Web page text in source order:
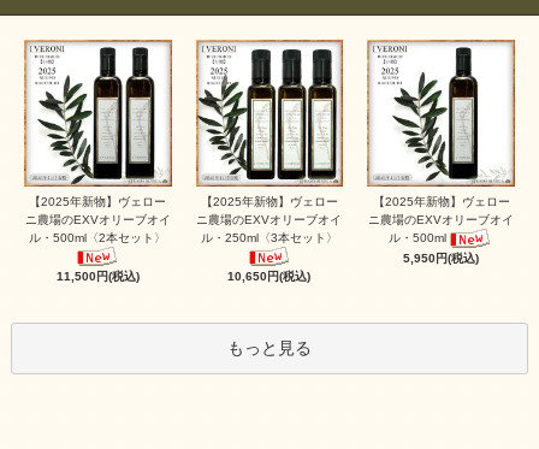
【2025年新物】ヴェロー
ニ農場のEXVオリーブオイ
ル・500ml〈2本セット〉
11,500円(税込)
【2025年新物】ヴェロー
ニ農場のEXVオリーブオイ
ル・250ml〈3本セット〉
10,650円(税込)
【2025年新物】ヴェロー
ニ農場のEXVオリーブオイ
ル・500ml
5,950円(税込)
もっと見る